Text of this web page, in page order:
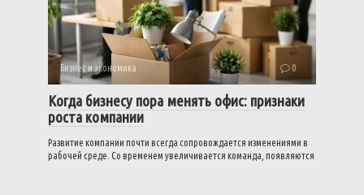
Бизнес и экономика 0
Когда бизнесу пора менять офис: признаки
роста компании
Развитие компании почти всегда сопровождается изменениями в
рабочей среде. Со временем увеличивается команда, появляются